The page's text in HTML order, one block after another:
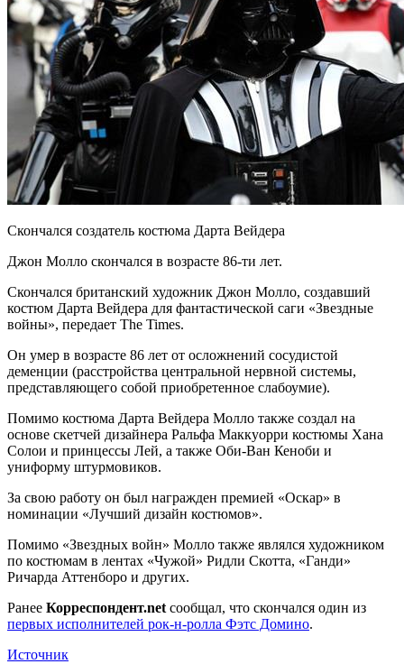
Скончался создатель костюма Дарта Вейдера
Джон Молло скончался в возрасте 86-ти лет.
Скончался британский художник Джон Молло, создавший
костюм Дарта Вейдера для фантастической саги «Звездные
войны», передает The Times.
Он умер в возрасте 86 лет от осложнений сосудистой
деменции (расстройства центральной нервной системы,
представляющего собой приобретенное слабоумие).
Помимо костюма Дарта Вейдера Молло также создал на
основе скетчей дизайнера Ральфа Маккуорри костюмы Хана
Солои и принцессы Лей, а также Оби-Ван Кеноби и
униформу штурмовиков.
За свою работу он был награжден премией «Оскар» в
номинации «Лучший дизайн костюмов».
Помимо «Звездных войн» Молло также являлся художником
по костюмам в лентах «Чужой» Ридли Скотта, «Ганди»
Ричарда Аттенборо и других.
Ранее Корреспондент.net сообщал, что скончался один из
первых исполнителей рок-н-ролла Фэтс Домино.
Источник